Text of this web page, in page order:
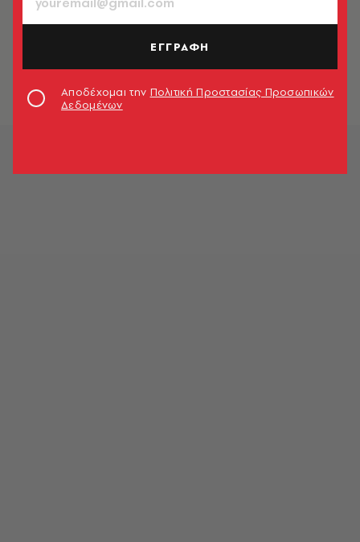
ΑΘΛΗΤΙΣΜΟΣ
Τσιτσιπάς, Σάκκαρη: Πού θα δείτε
την πρεμιέρα τους στο Roland
ΕΓΓΡΑΦΗ
Αποδέχομαι την Πολιτική Προστασίας Προσωπικών
Δεδομένων